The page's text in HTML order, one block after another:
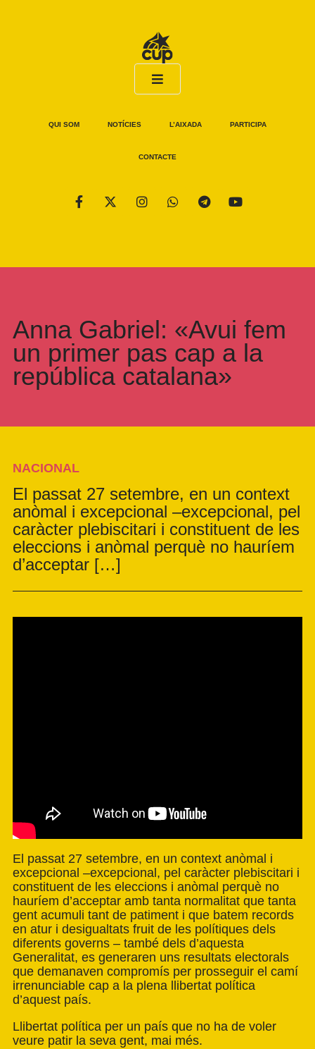
QUI SOM NOTÍCIES L’AIXADA PARTICIPA
CONTACTE
Anna Gabriel: «Avui fem
un primer pas cap a la
república catalana»
NACIONAL
El passat 27 setembre, en un context
anòmal i excepcional –excepcional, pel
caràcter plebiscitari i constituent de les
eleccions i anòmal perquè no hauríem
d’acceptar […]
El passat 27 setembre, en un context anòmal i
excepcional –excepcional, pel caràcter plebiscitari i
constituent de les eleccions i anòmal perquè no
hauríem d’acceptar amb tanta normalitat que tanta
gent acumuli tant de patiment i que batem records
en atur i desigualtats fruit de les polítiques dels
diferents governs – també dels d’aquesta
Generalitat, es generaren uns resultats electorals
que demanaven compromís per prosseguir el camí
irrenunciable cap a la plena llibertat política
d’aquest país.
Llibertat política per un país que no ha de voler
veure patir la seva gent, mai més.